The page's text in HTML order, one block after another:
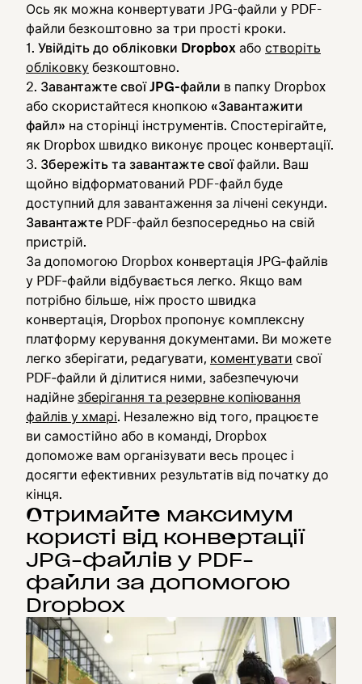
Ось як можна конвертувати JPG-файли у PDF-
файли безкоштовно за три прості кроки.
Увійдіть до обліковки Dropbox або створіть
обліковку безкоштовно.
Завантажте свої JPG-файли в папку Dropbox
або скористайтеся кнопкою «Завантажити
файл» на сторінці інструментів. Спостерігайте,
як Dropbox швидко виконує процес конвертації.
Збережіть та завантажте своїфайли. Ваш
щойно відформатований PDF-файл буде
доступний для завантаження за лічені секунди.
Завантажте PDF-файл безпосередньо на свій
пристрій.
За допомогою Dropbox конвертація JPG‑файлів
у PDF‑файли відбувається легко. Якщо вам
потрібно більше, ніж просто швидка
конвертація, Dropbox пропонує комплексну
платформу керування документами. Ви можете
легко зберігати, редагувати, коментувати свої
PDF‑файли й ділитися ними, забезпечуючи
надійне зберігання та резервне копіювання
файлів у хмарі. Незалежно від того, працюєте
ви самостійно або в команді, Dropbox
допоможе вам організувати весь процес і
досягти ефективних результатів від початку до
кінця.
Отримайте максимум
користі від конвертації
JPG-файлів у PDF-
файли за допомогою
Dropbox